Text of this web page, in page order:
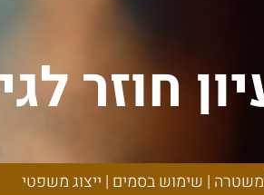
חוזר
|
| שימוש בסמים | ייצוג משפטי